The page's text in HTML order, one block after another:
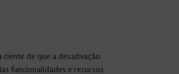
de que a desativação
funcionalidades e recursos